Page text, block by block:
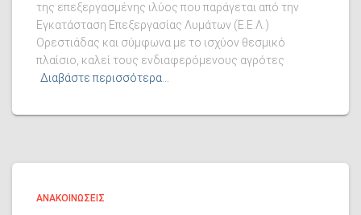
της επεξεργασμένης ιλύος που παράγεται από την
Εγκατάσταση Επεξεργασίας Λυμάτων (Ε.Ε.Λ.)
Ορεστιάδας και σύμφωνα με το ισχύον θεσμικό
πλαίσιο, καλεί τους ενδιαφερόμενους αγρότες
Διαβάστε περισσότερα…
ΑΝΑΚΟΙΝΏΣΕΙΣ